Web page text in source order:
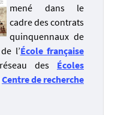
mené dans le
cadre des contrats
quinquennaux de
l’École française
des Écoles
Centre de recherche